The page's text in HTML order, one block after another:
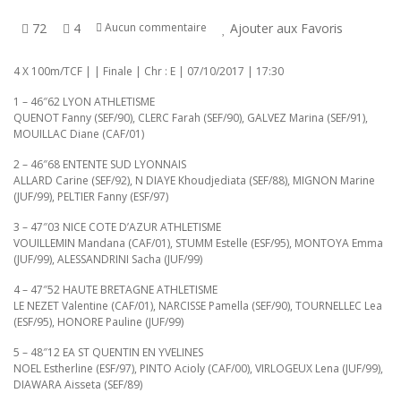
72 4 Aucun commentaire Ajouter aux Favoris
4 X 100m/TCF | | Finale | Chr : E | 07/10/2017 | 17:30
1 – 46″62 LYON ATHLETISME
QUENOT Fanny (SEF/90), CLERC Farah (SEF/90), GALVEZ Marina (SEF/91),
MOUILLAC Diane (CAF/01)
2 – 46″68 ENTENTE SUD LYONNAIS
ALLARD Carine (SEF/92), N DIAYE Khoudjediata (SEF/88), MIGNON Marine
(JUF/99), PELTIER Fanny (ESF/97)
3 – 47″03 NICE COTE D’AZUR ATHLETISME
VOUILLEMIN Mandana (CAF/01), STUMM Estelle (ESF/95), MONTOYA Emma
(JUF/99), ALESSANDRINI Sacha (JUF/99)
4 – 47″52 HAUTE BRETAGNE ATHLETISME
LE NEZET Valentine (CAF/01), NARCISSE Pamella (SEF/90), TOURNELLEC Lea
(ESF/95), HONORE Pauline (JUF/99)
5 – 48″12 EA ST QUENTIN EN YVELINES
NOEL Estherline (ESF/97), PINTO Acioly (CAF/00), VIRLOGEUX Lena (JUF/99),
DIAWARA Aisseta (SEF/89)